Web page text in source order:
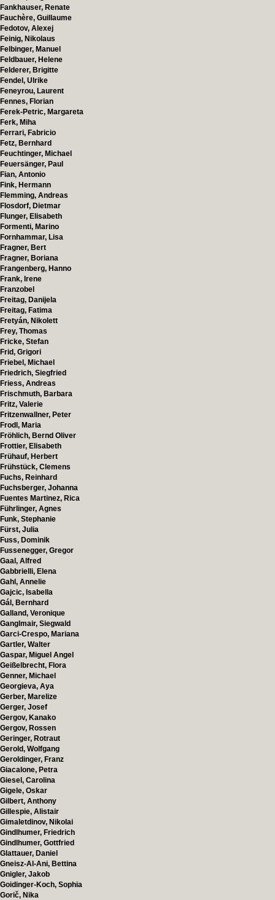
Fankhauser, Renate
Fauchère, Guillaume
Fedotov, Alexej
Feinig, Nikolaus
Felbinger, Manuel
Feldbauer, Helene
Felderer, Brigitte
Fendel, Ulrike
Feneyrou, Laurent
Fennes, Florian
Ferek-Petric, Margareta
Ferk, Miha
Ferrari, Fabricio
Fetz, Bernhard
Feuchtinger, Michael
Feuersänger, Paul
Fian, Antonio
Fink, Hermann
Flemming, Andreas
Flosdorf, Dietmar
Flunger, Elisabeth
Formenti, Marino
Fornhammar, Lisa
Fragner, Bert
Fragner, Boriana
Frangenberg, Hanno
Frank, Irene
Franzobel
Freitag, Danijela
Freitag, Fatima
Fretyán, Nikolett
Frey, Thomas
Fricke, Stefan
Frid, Grigori
Friebel, Michael
Friedrich, Siegfried
Friess, Andreas
Frischmuth, Barbara
Fritz, Valerie
Fritzenwallner, Peter
Frodl, Maria
Fröhlich, Bernd Oliver
Frottier, Elisabeth
Frühauf, Herbert
Frühstück, Clemens
Fuchs, Reinhard
Fuchsberger, Johanna
Fuentes Martinez, Rica
Führlinger, Agnes
Funk, Stephanie
Fürst, Julia
Fuss, Dominik
Fussenegger, Gregor
Gaal, Alfred
Gabbrielli, Elena
Gahl, Annelie
Gajcic, Isabella
Gál, Bernhard
Galland, Veronique
Ganglmair, Siegwald
Garci-Crespo, Mariana
Gartler, Walter
Gaspar, Miguel Angel
Geißelbrecht, Flora
Genner, Michael
Georgieva, Aya
Gerber, Marelize
Gerger, Josef
Gergov, Kanako
Gergov, Rossen
Geringer, Rotraut
Gerold, Wolfgang
Geroldinger, Franz
Giacalone, Petra
Giesel, Carolina
Gigele, Oskar
Gilbert, Anthony
Gillespie, Alistair
Gimaletdinov, Nikolai
Gindlhumer, Friedrich
Gindlhumer, Gottfried
Glattauer, Daniel
Gneisz-Al-Ani, Bettina
Gnigler, Jakob
Goidinger-Koch, Sophia
Gorič, Nika